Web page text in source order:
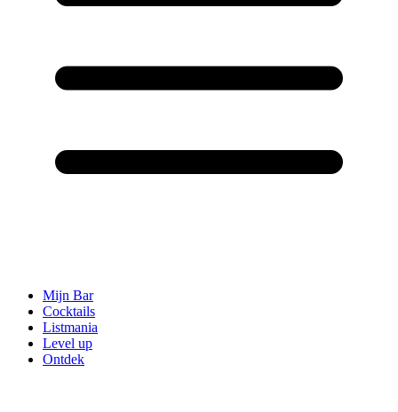
Mijn Bar
Cocktails
Listmania
Level up
Ontdek